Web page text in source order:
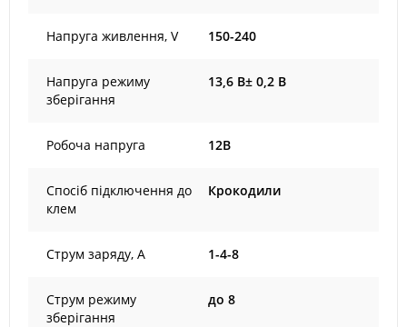
Напруга живлення, V 150-240
Напруга режиму
зберігання
13,6 В± 0,2 В
Робоча напруга 12В
Спосіб підключення до
клем
Крокодили
Струм заряду, А 1-4-8
Струм режиму
зберігання
до 8